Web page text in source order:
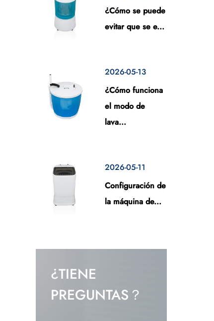
¿Cómo se puede
evitar que se e...
2026-05-13
¿Cómo funciona
el modo de
lava...
2026-05-11
Configuración de
la máquina de...
¿TIENE
PREGUNTAS？